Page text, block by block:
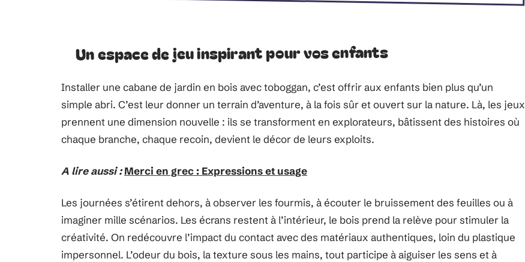
Un espace de jeu inspirant pour vos enfants
Installer une cabane de jardin en bois avec toboggan, c’est offrir aux enfants bien plus qu’un
simple abri. C’est leur donner un terrain d’aventure, à la fois sûr et ouvert sur la nature. Là, les jeux
prennent une dimension nouvelle : ils se transforment en explorateurs, bâtissent des histoires où
chaque branche, chaque recoin, devient le décor de leurs exploits.
A lire aussi : Merci en grec : Expressions et usage
Les journées s’étirent dehors, à observer les fourmis, à écouter le bruissement des feuilles ou à
imaginer mille scénarios. Les écrans restent à l’intérieur, le bois prend la relève pour stimuler la
créativité. On redécouvre l’impact du contact avec des matériaux authentiques, loin du plastique
impersonnel. L’odeur du bois, la texture sous les mains, tout participe à aiguiser les sens et à